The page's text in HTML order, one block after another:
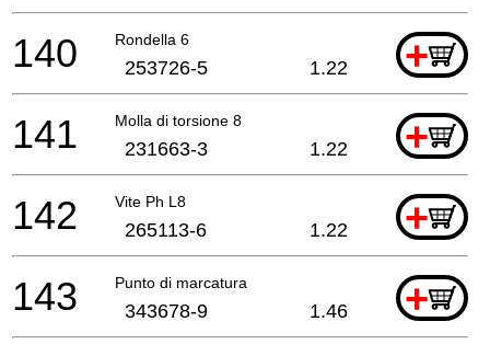
Rondella 6 +
140 253726-5 1.22
Molla di torsione 8 +
141 231663-3 1.22
Vite Ph L8 +
142 265113-6 1.22
Punto di marcatura +
143 343678-9 1.46